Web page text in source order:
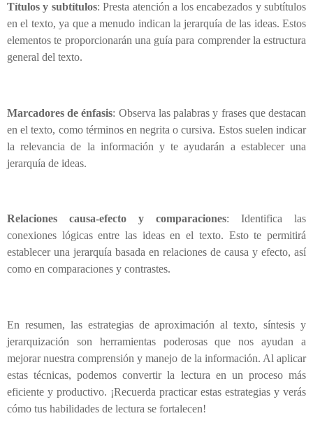
Títulos y subtítulos: Presta atención a los encabezados y subtítulos
en el texto, ya que a menudo indican la jerarquía de las ideas. Estos
elementos te proporcionarán una guía para comprender la estructura
general del texto.
Marcadores de énfasis: Observa las palabras y frases que destacan
en el texto, como términos en negrita o cursiva. Estos suelen indicar
la relevancia de la información y te ayudarán a establecer una
jerarquía de ideas.
Relaciones causa-efecto y comparaciones: Identifica las
conexiones lógicas entre las ideas en el texto. Esto te permitirá
establecer una jerarquía basada en relaciones de causa y efecto, así
como en comparaciones y contrastes.
En resumen, las estrategias de aproximación al texto, síntesis y
jerarquización son herramientas poderosas que nos ayudan a
mejorar nuestra comprensión y manejo de la información. Al aplicar
estas técnicas, podemos convertir la lectura en un proceso más
eficiente y productivo. ¡Recuerda practicar estas estrategias y verás
cómo tus habilidades de lectura se fortalecen!